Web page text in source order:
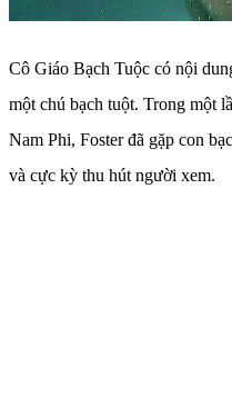
Cô Giáo Bạch Tuộc có nội
một chú bạch tuột. Trong một
Nam Phi, Foster đã gặp con
và cực kỳ thu hút người xem.